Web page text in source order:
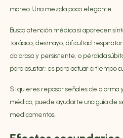
mareo. Una mezcla poco elegante.
Busca atención médica si aparecen
torácico, desmayo, dificultad
dolorosa y persistente, o pérdida
para asustar; es para actuar a tiempo
Si quieres repasar señales de alarma
médico, puede ayudarte una guía de
medicamentos